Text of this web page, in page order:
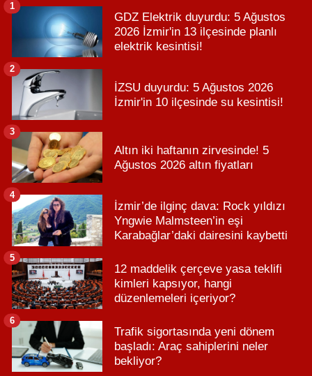
GDZ Elektrik duyurdu: 5 Ağustos
2026 İzmir'in 13 ilçesinde planlı
elektrik kesintisi!
1
İZSU duyurdu: 5 Ağustos 2026
İzmir'in 10 ilçesinde su kesintisi!
2
Altın iki haftanın zirvesinde! 5
Ağustos 2026 altın fiyatları
3
İzmir’de ilginç dava: Rock yıldızı
Yngwie Malmsteen’in eşi
Karabağlar’daki dairesini kaybetti
4
12 maddelik çerçeve yasa teklifi
kimleri kapsıyor, hangi
düzenlemeleri içeriyor?
5
Trafik sigortasında yeni dönem
başladı: Araç sahiplerini neler
bekliyor?
6